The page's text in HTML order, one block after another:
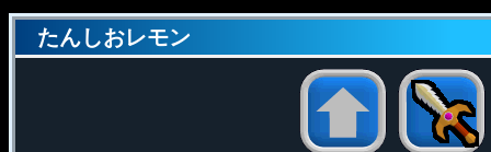
たんしおレモン